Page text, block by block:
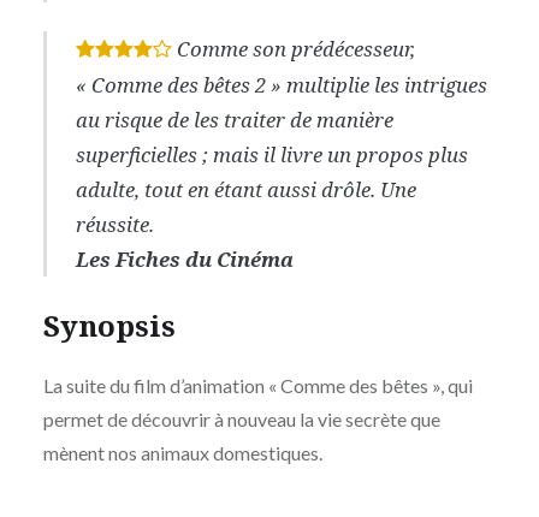
* * * *
Comme son prédécesseur,
« Comme des bêtes 2 » multiplie les intrigues
au risque de les traiter de manière
superficielles ; mais il livre un propos plus
adulte, tout en étant aussi drôle. Une
réussite.
Les Fiches du Cinéma
Synopsis
La suite du film d’animation « Comme des bêtes », qui
permet de découvrir à nouveau la vie secrète que
mènent nos animaux domestiques.